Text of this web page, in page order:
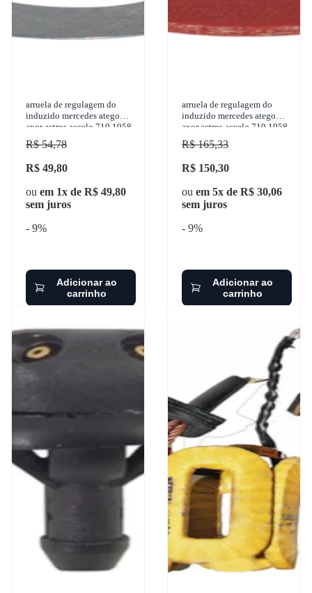
arruela de regulagem do
induzido mercedes atego
axor actros accelo 710 1958-
2012 gbusch - 31310
R$ 54,78
R$ 49,80
ou em 1x de R$ 49,80
sem juros
- 9%
Adicionar ao
carrinho
arruela de regulagem do
induzido mercedes atego
axor actros accelo 710 1958-
2012 gbusch - 32300
R$ 165,33
R$ 150,30
ou em 5x de R$ 30,06
sem juros
- 9%
Adicionar ao
carrinho